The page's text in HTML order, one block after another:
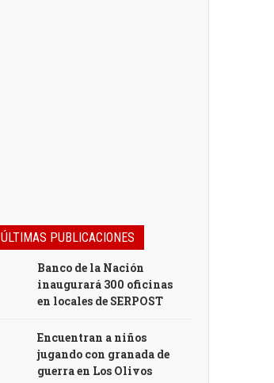
ÚLTIMAS PUBLICACIONES
Banco de la Nación
inaugurará 300 oficinas
en locales de SERPOST
Encuentran a niños
jugando con granada de
guerra en Los Olivos